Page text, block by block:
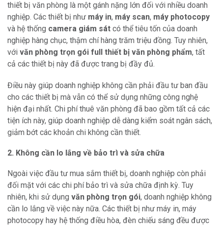
thiết bị văn phòng là một gánh nặng lớn đối với nhiều doanh
nghiệp. Các thiết bị như máy in, máy scan, máy photocopy
và hệ thống camera giám sát có thể tiêu tốn của doanh
nghiệp hàng chục, thậm chí hàng trăm triệu đồng. Tuy nhiên,
với văn phòng trọn gói full thiết bị văn phòng phẩm, tất
cả các thiết bị này đã được trang bị đầy đủ.
Điều này giúp doanh nghiệp không cần phải đầu tư ban đầu
cho các thiết bị mà vẫn có thể sử dụng những công nghệ
hiện đại nhất. Chi phí thuê văn phòng đã bao gồm tất cả các
tiện ích này, giúp doanh nghiệp dễ dàng kiểm soát ngân sách,
giảm bớt các khoản chi không cần thiết.
2. Không cần lo lắng về bảo trì và sửa chữa
Ngoài việc đầu tư mua sắm thiết bị, doanh nghiệp còn phải
đối mặt với các chi phí bảo trì và sửa chữa định kỳ. Tuy
nhiên, khi sử dụng văn phòng trọn gói, doanh nghiệp không
cần lo lắng về việc này nữa. Các thiết bị như máy in, máy
photocopy hay hệ thống điều hòa, đèn chiếu sáng đều được